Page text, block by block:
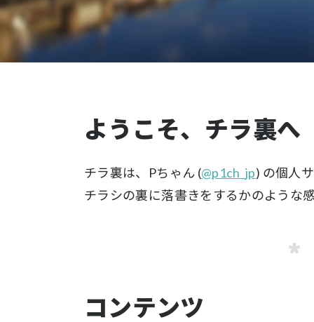
ようこそ、チラ裏へ
チラ裏は、Pちゃん (@p1ch_jp) の個人
チラシの裏に落書きをするかのような
コンテンツ